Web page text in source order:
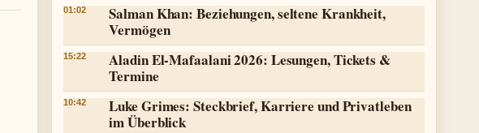
01:02
Salman Khan: Beziehungen, seltene Krankheit,
Vermögen
15:22
Aladin El-Mafaalani 2026: Lesungen, Tickets &
Termine
10:42
Luke Grimes: Steckbrief, Karriere und Privatleben
im Überblick